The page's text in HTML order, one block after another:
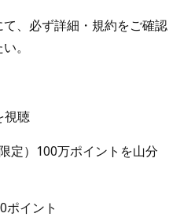
、必ず詳細・規約をご確認
。
視聴
）100万ポイントを山分
イント